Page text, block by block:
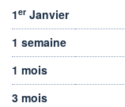
1er Janvier
1 semaine
1 mois
3 mois